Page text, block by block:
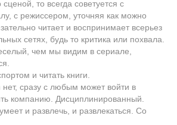
то всегда советуется с
с режиссером, уточняя как можно
читает и воспринимает всерьез
сетях, будь то критика или похвала.
чем мы видим в сериале,
и читать книги.
сразу с любым может войти в
компанию. Дисциплинированный.
и развлечь, и развлекаться. Со